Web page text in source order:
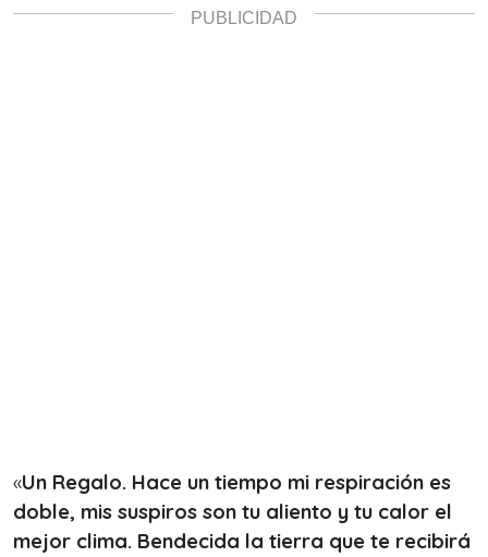
«Un Regalo. Hace un tiempo mi respiración es
doble, mis suspiros son tu aliento y tu calor el
mejor clima. Bendecida la tierra que te recibirá